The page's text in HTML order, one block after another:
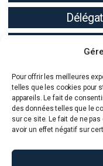
Pour offrir les meilleures
telles que les cookies pour
appareils. Le fait de
des données telles que le
sur ce site. Le fait de ne
avoir un effet négatif sur